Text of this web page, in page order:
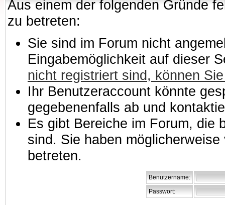
Aus einem der folgenden Gründe
zu betreten:
Sie sind im Forum nicht
Eingabemöglichkeit auf dieser
nicht registriert sind, können
Ihr Benutzeraccount könnte
gegebenenfalls ab und
Es gibt Bereiche im Forum, die
sind. Sie haben
betreten.
Benutzername:
Passwort: